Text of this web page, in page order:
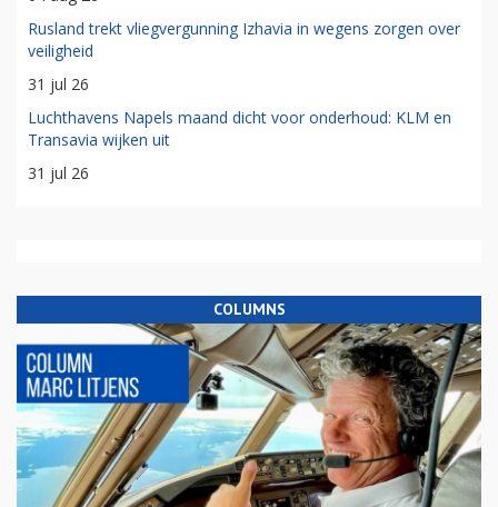
Rusland trekt vliegvergunning Izhavia in wegens zorgen over
veiligheid
31 jul 26
Luchthavens Napels maand dicht voor onderhoud: KLM en
Transavia wijken uit
31 jul 26
COLUMNS